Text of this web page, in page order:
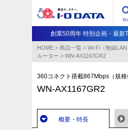
検
創業50周年 特別企画・最新
HOME > 商品一覧 > Wi-Fi（無線LAN
ルーター > WN-AX1167GR2
360コネクト搭載867Mbps（規
WN-AX1167GR2
概要・特長